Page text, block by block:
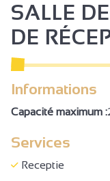
SALLE
DE
Informations
Capacité maximum :
Services
Receptie